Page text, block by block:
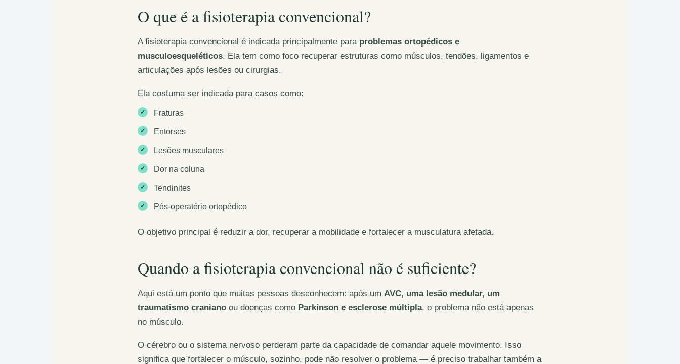
O que é a fisioterapia convencional?
A fisioterapia convencional é indicada principalmente para problemas ortopédicos e
musculoesqueléticos. Ela tem como foco recuperar estruturas como músculos, tendões, ligamentos e
articulações após lesões ou cirurgias.
Ela costuma ser indicada para casos como:
✓ Fraturas
✓ Entorses
✓ Lesões musculares
✓ Dor na coluna
✓ Tendinites
✓ Pós-operatório ortopédico
O objetivo principal é reduzir a dor, recuperar a mobilidade e fortalecer a musculatura afetada.
Quando a fisioterapia convencional não é suficiente?
Aqui está um ponto que muitas pessoas desconhecem: após um AVC, uma lesão medular, um
traumatismo craniano ou doenças como Parkinson e esclerose múltipla, o problema não está apenas
no músculo.
O cérebro ou o sistema nervoso perderam parte da capacidade de comandar aquele movimento. Isso
significa que fortalecer o músculo, sozinho, pode não resolver o problema — é preciso trabalhar também a